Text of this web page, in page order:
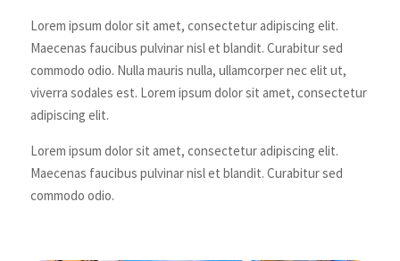
Lorem ipsum dolor sit amet, consectetur adipiscing elit.
Maecenas faucibus pulvinar nisl et blandit. Curabitur sed
commodo odio. Nulla mauris nulla, ullamcorper nec elit ut,
viverra sodales est. Lorem ipsum dolor sit amet, consectetur
adipiscing elit.
Lorem ipsum dolor sit amet, consectetur adipiscing elit.
Maecenas faucibus pulvinar nisl et blandit. Curabitur sed
commodo odio.